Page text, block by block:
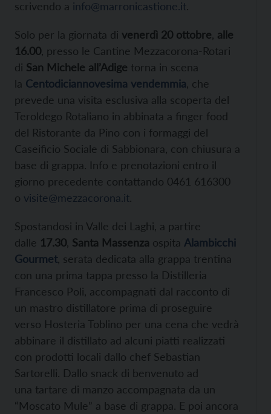
scrivendo a info@marronicastione.it.
Solo per la giornata di venerdì 20 ottobre alle
16.00 , presso le Cantine Mezzacorona-Rotari
di San Michele all’Adige torna in scena
la Centodiciannovesima vendemmia , che
prevede una visita esclusiva alla scoperta del
Teroldego Rotaliano in abbinata a finger food
del Ristorante da Pino con i formaggi del
Caseificio Sociale di Sabbionara, con chiusura a
base di grappa. Info e prenotazioni entro il
giorno precedente contattando 0461 616300
o visite@mezzacorona.it.
Spostandosi in Valle dei Laghi, a partire
dalle 17.30 Santa Massenza ospita Alambicchi
Gourmet, serata dedicata alla grappa trentina
con una prima tappa presso la Distilleria
Francesco Poli, accompagnati dal racconto di
un mastro distillatore prima di proseguire
verso Hosteria Toblino per una cena che vedrà
abbinare il distillato ad alcuni piatti realizzati
con prodotti locali dallo chef Sebastian
Sartorelli. Dallo snack di benvenuto ad
una tartare di manzo accompagnata da un
“Moscato Mule” a base di grappa. E poi ancora